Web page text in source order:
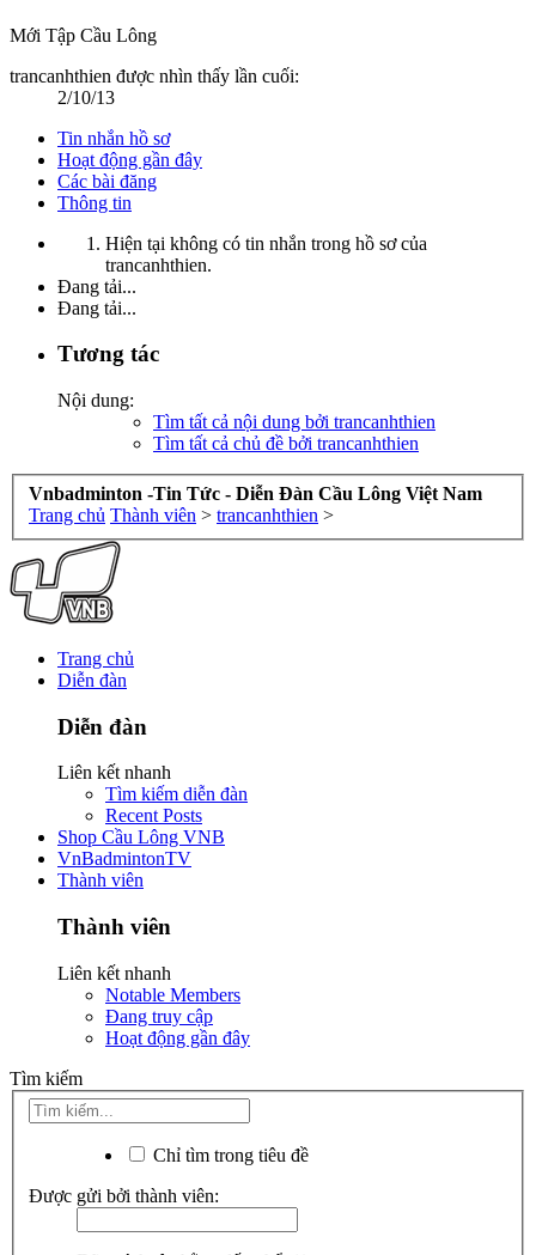
Mới Tập Cầu Lông
trancanhthien được nhìn thấy lần cuối:
2/10/13
Tin nhắn hồ sơ
Hoạt động gần đây
Các bài đăng
Thông tin
Hiện tại không có tin nhắn trong hồ sơ của
trancanhthien.
Đang tải...
Đang tải...
Tương tác
Nội dung:
Tìm tất cả nội dung bởi trancanhthien
Tìm tất cả chủ đề bởi trancanhthien
Vnbadminton -Tin Tức - Diễn Đàn Cầu Lông Việt Nam
Trang chủ Thành viên > trancanhthien >
Trang chủ
Diễn đàn
Diễn đàn
Liên kết nhanh
Tìm kiếm diễn đàn
Recent Posts
Shop Cầu Lông VNB
VnBadmintonTV
Thành viên
Thành viên
Liên kết nhanh
Notable Members
Đang truy cập
Hoạt động gần đây
Tìm kiếm
Chỉ tìm trong tiêu đề
Được gửi bởi thành viên: